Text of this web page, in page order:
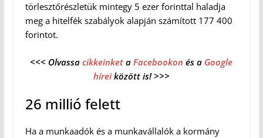
törlesztőrészletük mintegy 5 ezer forinttal haladja
meg a hitelfék szabályok alapján számított 177 400
forintot.
<<< Olvassacikkeinket aFacebookon és a Google
híreiközött is! >>>
26 millió felett
Ha a munkaadók és a munkavállalók a kormány